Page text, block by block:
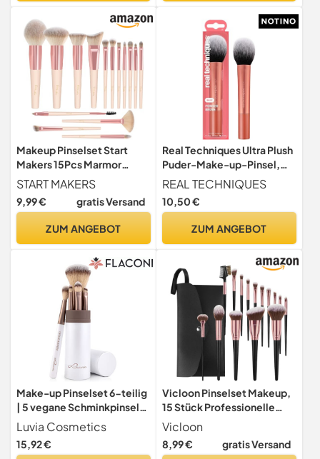
Makeup Pinselset Start
Makers 15Pcs Marmor
Makeup Pinsel Set Stiftung
Pulver Blush Blending
Eyeshadow Pinsel Sets
START MAKERS
9,99 € gratis Versand
ZUM ANGEBOT
Real Techniques Ultra Plush
Puder-Make-up-Pinsel,
zum Fixieren von Puder,
Bronzer und Rouge,
transparent, aufbaubare
tierversuchsfreie und
REAL TECHNIQUES
10,50 €
ZUM ANGEBOT
Make-up Pinselset 6-teilig
| 5 vegane Schminkpinsel
mit Aluminium-Köcher &
Smart-Halter | Für
Foundation, Puder &
Luvia Cosmetics
15,92 €
Vicloon Pinselset Makeup,
15 Stück Professionelle
Pinsel Set, Premium
Makeup Pinsel Set,
Schminkpinsel Set,
Vicloon
8,99 € gratis Versand